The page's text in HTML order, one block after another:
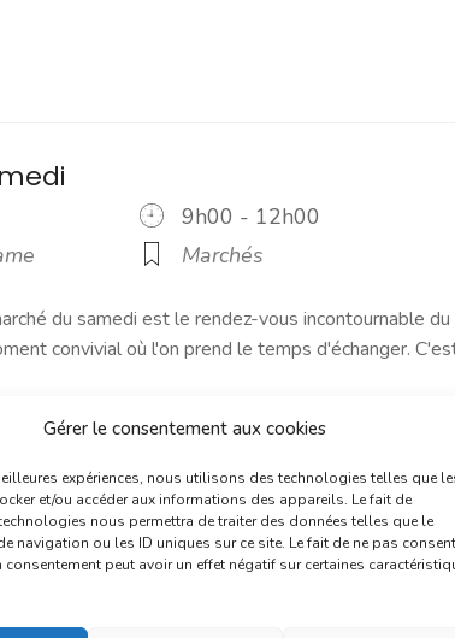
Gérer le consentement aux cookies
expériences, nous utilisons des technologies telles que
et/ou accéder aux informations des appareils. Le fait de
nous permettra de traiter des données telles que le
navigation ou les ID uniques sur ce site. Le fait de ne pas
consentement peut avoir un effet négatif sur certaines
9h00 - 12h00
Marchés
du samedi est le rendez-vous incontournable du
convivial où l'on prend le temps d'échanger.
dimanche
9h00 - 12h00